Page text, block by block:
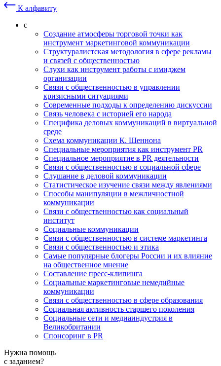
К алфавиту
с
Создание атмосферы торговой точки как
инструмент маркетинговой коммуникации
Структуралистская методология в сфере рекламы
и связей с общественностью
Слухи как инструмент работы с имиджем
организации
Связи с общественностью в управлении
кризисными ситуациями
Современные подходы к определению дискуссии
Связь человека с историей его народа
Специфика деловых коммуникаций в виртуальной
среде
Схема коммуникации К. Шеннона
Специальные мероприятия как инструмент PR
Специальное мероприятие в PR деятельности
Связи с общественностью в социальной сфере
Слушание в деловой коммуникации
Статистическое изучение связи между явлениями
Способы манипуляции в межличностной
коммуникации
Связи с общественностью как социальный
институт
Социальные коммуникации
Связи с общественностью в системе маркетинга
Связи с общественностью и этика
Самые популярные блогеры России и их влияние
на общественное мнение
Составление пресс-клипинга
Социальные маркетинговые немедийные
коммуникации
Связи с общественностью в сфере образования
Социальная активность старшего поколения
Социальные сети и медиаиндустрия в
Великобритании
Спонсоринг в PR
Нужна помощь
с заданием?